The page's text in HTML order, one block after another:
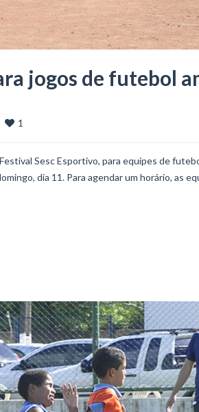
jogos de futebol
1
Sesc Esportivo, para equipes de
dia 11. Para agendar um horário, as